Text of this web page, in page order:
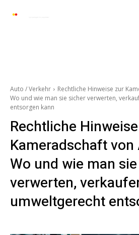
Auto / Verkehr
Rechtliche Hinweise zur
Wo und wie man sie sicher verwerten,
entsorgen kann
Rechtliche
Kameradschaft
Wo und wie man
verwerten,
umweltgerecht